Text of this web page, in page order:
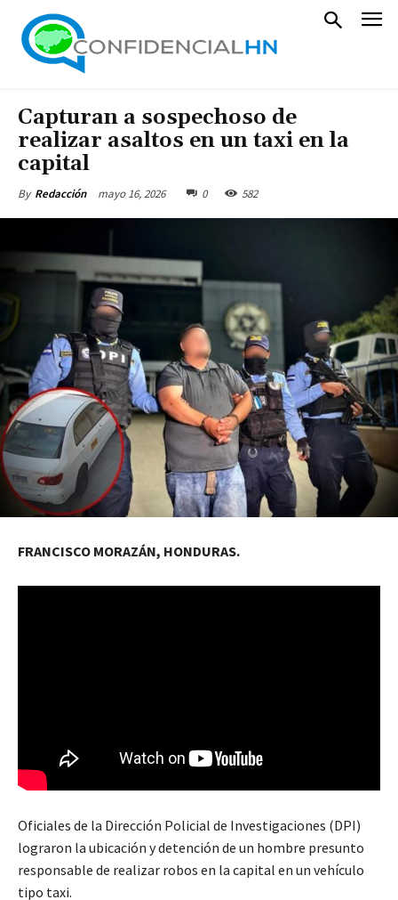
Capturan a sospechoso de
realizar asaltos en un taxi en la
capital
By Redacción mayo 16, 2026 0 582
FRANCISCO MORAZÁN, HONDURAS.
Oficiales de la Dirección Policial de Investigaciones (DPI)
lograron la ubicación y detención de un hombre presunto
responsable de realizar robos en la capital en un vehículo
tipo taxi.